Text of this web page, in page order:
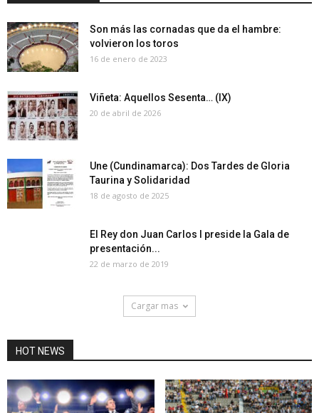
Son más las cornadas que da el hambre:
volvieron los toros
16 de enero de 2023
Viñeta: Aquellos Sesenta… (IX)
20 de abril de 2026
Une (Cundinamarca): Dos Tardes de Gloria
Taurina y Solidaridad
18 de agosto de 2025
El Rey don Juan Carlos I preside la Gala de
presentación...
22 de marzo de 2019
Cargar mas
HOT NEWS